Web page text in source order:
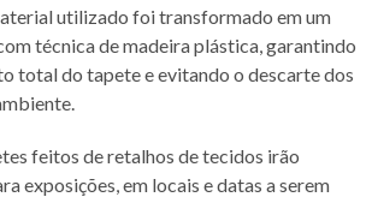
utilizado foi transformado em um
técnica de madeira plástica, garantindo
total do tapete e evitando o descarte dos
feitos de retalhos de tecidos irão
exposições, em locais e datas a serem